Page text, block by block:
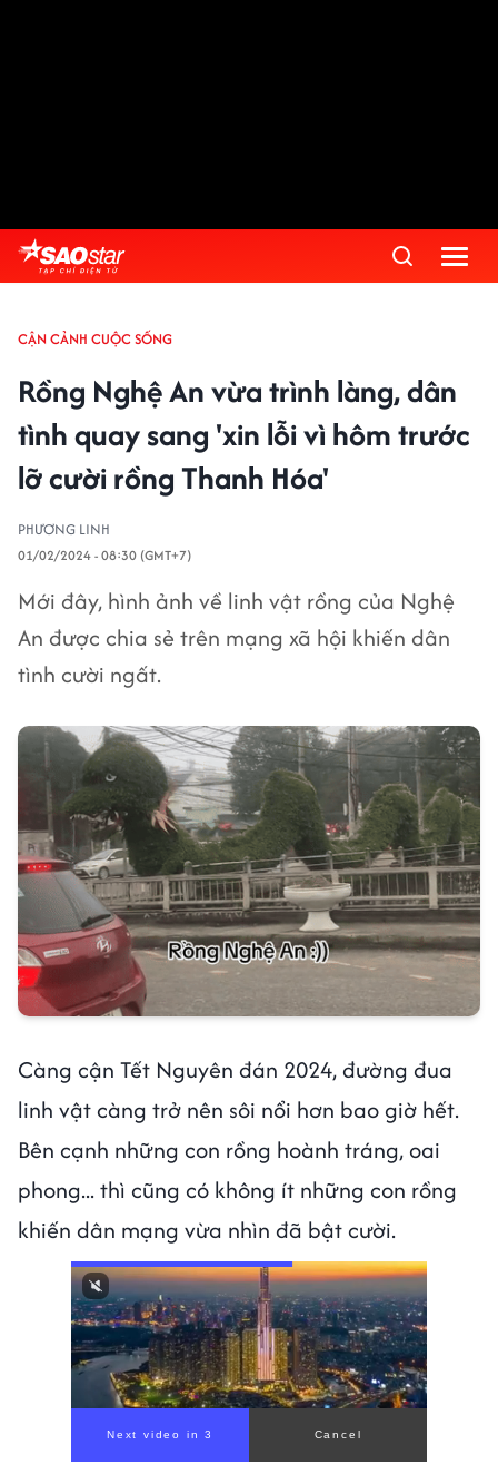
CẬN CẢNH CUỘC SỐNG
Rồng Nghệ An vừa trình làng, dân
tình quay sang 'xin lỗi vì hôm trước
lỡ cười rồng Thanh Hóa'
PHƯƠNG LINH
01/02/2024 - 08:30 (GMT+7)
Mới đây, hình ảnh về linh vật rồng của Nghệ
An được chia sẻ trên mạng xã hội khiến dân
tình cười ngất.
Càng cận Tết Nguyên đán 2024, đường đua
linh vật càng trở nên sôi nổi hơn bao giờ hết.
Bên cạnh những con rồng hoành tráng, oai
phong... thì cũng có không ít những con rồng
khiến dân mạng vừa nhìn đã bật cười.